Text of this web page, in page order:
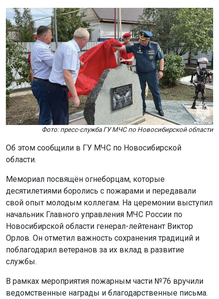
Фото: пресс-служба ГУ МЧС по Новосибирской области
Об этом сообщили в ГУ МЧС по Новосибирской
области.
Мемориал посвящён огнеборцам, которые
десятилетиями боролись с пожарами и передавали
свой опыт молодым коллегам. На церемонии выступил
начальник Главного управления МЧС России по
Новосибирской области генерал-лейтенант Виктор
Орлов. Он отметил важность сохранения традиций и
поблагодарил ветеранов за их вклад в развитие
службы.
В рамках мероприятия пожарным части №76 вручили
ведомственные награды и благодарственные письма.